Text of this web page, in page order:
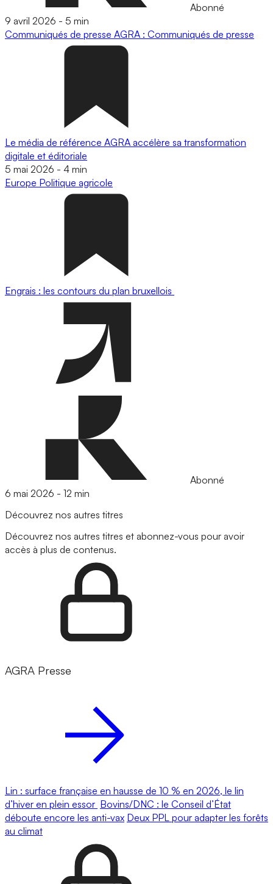
Abonné
9 avril 2026 - 5 min
Communiqués de presse AGRA : Communiqués de presse
Le média de référence AGRA accélère sa transformation
digitale et éditoriale
5 mai 2026 - 4 min
Europe Politique agricole
Engrais : les contours du plan bruxellois
Abonné
6 mai 2026 - 12 min
Découvrez nos autres titres
Découvrez nos autres titres et abonnez-vous pour avoir
accès à plus de contenus.
AGRA Presse
Lin : surface française en hausse de 10 % en 2026, le lin
d’hiver en plein essor Bovins/DNC : le Conseil d’État
déboute encore les anti-vax Deux PPL pour adapter les forêts
au climat